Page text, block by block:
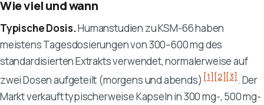
Wie viel und wann
Typische Dosis.Humanstudien zu KSM-66 haben
meistens Tagesdosierungen von 300–600 mg des
standardisierten Extrakts verwendet, normalerweise auf
zwei Dosen aufgeteilt (morgens und abends) [1] [2] [3] . Der
Markt verkauft typischerweise Kapseln in 300 mg-, 500 mg-